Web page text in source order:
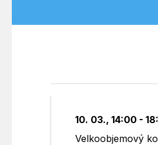
10. 03., 14:00 -
Velkoobjemový